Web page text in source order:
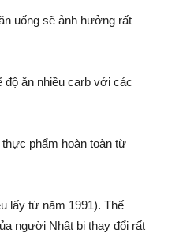
uống sẽ ảnh hưởng rất
độ ăn nhiều carb với các
phẩm hoàn toàn từ
lấy từ năm 1991). Thế
người Nhật bị thay đổi rất